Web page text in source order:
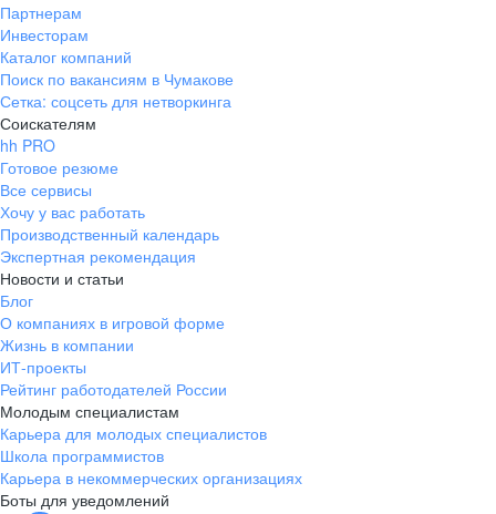
Партнерам
Инвесторам
Каталог компаний
Поиск по вакансиям в Чумакове
Сетка: соцсеть для нетворкинга
Соискателям
hh PRO
Готовое резюме
Все сервисы
Хочу у вас работать
Производственный календарь
Экспертная рекомендация
Новости и статьи
Блог
О компаниях в игровой форме
Жизнь в компании
ИТ-проекты
Рейтинг работодателей России
Молодым специалистам
Карьера для молодых специалистов
Школа программистов
Карьера в некоммерческих организациях
Боты для уведомлений